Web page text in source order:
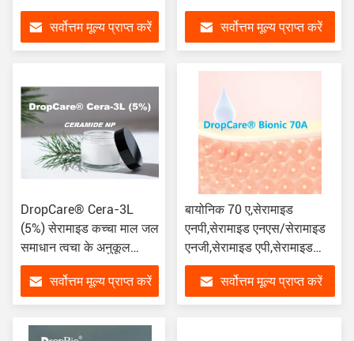
सर्वोत्तम मूल्य प्राप्त करें सर्वोत्तम मूल्य प्राप्त करें
DropCare® Cera-3L
(5%) सेरामाइड कच्चा माल जल
समाधान त्वचा के अनुकूल
मरम्मत बाधा CAS 100403-
19-8
सर्वोत्तम मूल्य प्राप्त करें
बायोनिक 70 ए,सेरामाइड
एनपी,सेरामाइड एनएस/सेरामाइड
एनजी,सेरामाइड एपी,सेरामाइड
कॉम्प्लेक्स,पानी में घुलनशील
सेरामाइडसर्वोत्तम मूल्य प्राप्त करें